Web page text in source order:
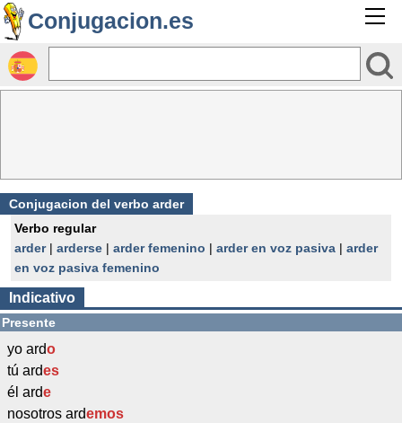
Conjugacion.es
Conjugacion del verbo arder
Verbo regular
arder| arderse | arder femenino | arder en voz pasiva | arder
en voz pasiva femenino
Indicativo
Presente
yo ardo
tú ardes
él arde
nosotros ardemos